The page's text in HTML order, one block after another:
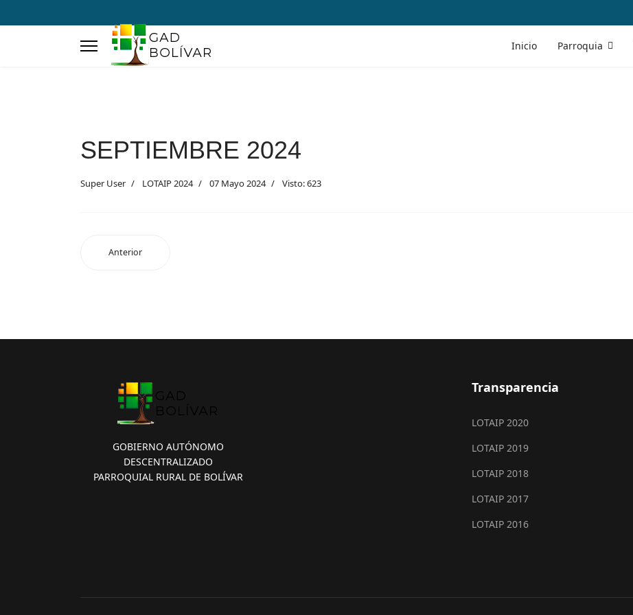
Inicio Parroquia
SEPTIEMBRE 2024
Super User LOTAIP 2024 07 Mayo 2024 Visto: 623
Anterior
GOBIERNO AUTÓNOMO
DESCENTRALIZADO
PARROQUIAL RURAL DE BOLÍVAR
Transparencia
LOTAIP 2020
LOTAIP 2019
LOTAIP 2018
LOTAIP 2017
LOTAIP 2016